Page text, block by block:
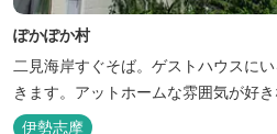
ぽかぽか村
二見海岸すぐそば。ゲストハウスに
きます。アットホームな雰囲気が好き
伊勢志摩